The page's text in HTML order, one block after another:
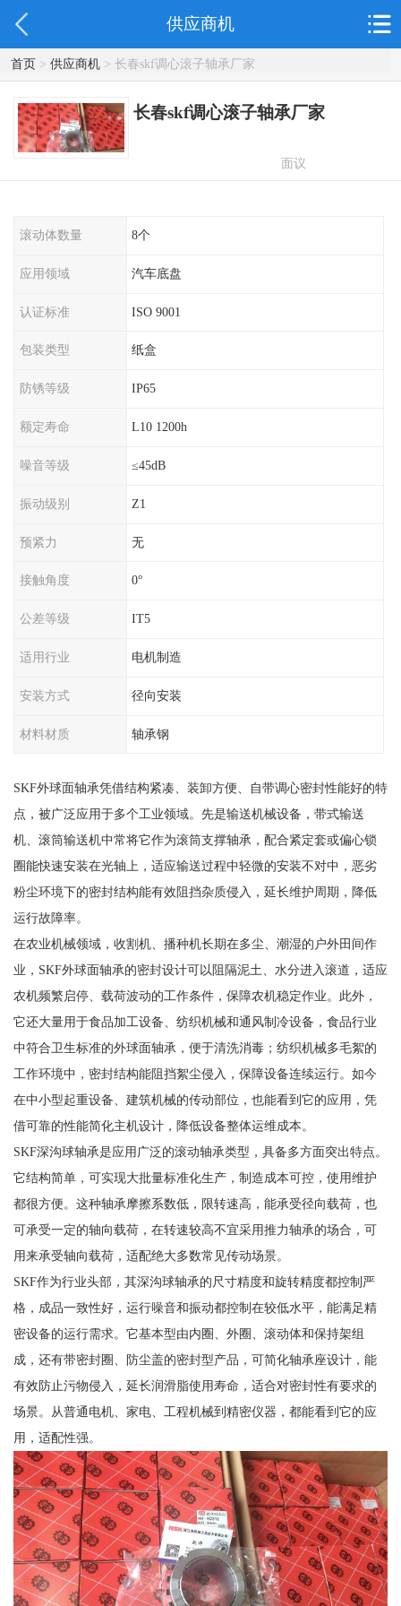
供应商机
首页> 供应商机> 长春skf调心滚子轴承厂家
长春skf调心滚子轴承厂家
面议
滚动体数量 8个
应用领域 汽车底盘
认证标准 ISO 9001
包装类型 纸盒
防锈等级 IP65
额定寿命 L10 1200h
噪音等级 ≤45dB
振动级别 Z1
预紧力 无
接触角度 0°
公差等级 IT5
适用行业 电机制造
安装方式 径向安装
材料材质 轴承钢
SKF外球面轴承凭借结构紧凑、装卸方便、自带调心密封性能好的特
点，被广泛应用于多个工业领域。先是输送机械设备，带式输送
机、滚筒输送机中常将它作为滚筒支撑轴承，配合紧定套或偏心锁
圈能快速安装在光轴上，适应输送过程中轻微的安装不对中，恶劣
粉尘环境下的密封结构能有效阻挡杂质侵入，延长维护周期，降低
运行故障率。
在农业机械领域，收割机、播种机长期在多尘、潮湿的户外田间作
业，SKF外球面轴承的密封设计可以阻隔泥土、水分进入滚道，适应
农机频繁启停、载荷波动的工作条件，保障农机稳定作业。此外，
它还大量用于食品加工设备、纺织机械和通风制冷设备，食品行业
中符合卫生标准的外球面轴承，便于清洗消毒；纺织机械多毛絮的
工作环境中，密封结构能阻挡絮尘侵入，保障设备连续运行。如今
在中小型起重设备、建筑机械的传动部位，也能看到它的应用，凭
借可靠的性能简化主机设计，降低设备整体运维成本。
SKF深沟球轴承是应用广泛的滚动轴承类型，具备多方面突出特点。
它结构简单，可实现大批量标准化生产，制造成本可控，使用维护
都很方便。这种轴承摩擦系数低，限转速高，能承受径向载荷，也
可承受一定的轴向载荷，在转速较高不宜采用推力轴承的场合，可
用来承受轴向载荷，适配绝大多数常见传动场景。
SKF作为行业头部，其深沟球轴承的尺寸精度和旋转精度都控制严
格，成品一致性好，运行噪音和振动都控制在较低水平，能满足精
密设备的运行需求。它基本型由内圈、外圈、滚动体和保持架组
成，还有带密封圈、防尘盖的密封型产品，可简化轴承座设计，能
有效防止污物侵入，延长润滑脂使用寿命，适合对密封性有要求的
场景。从普通电机、家电、工程机械到精密仪器，都能看到它的应
用，适配性强。